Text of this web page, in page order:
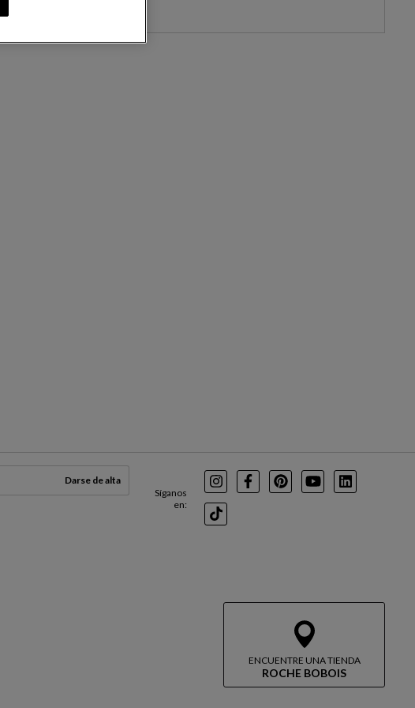
ENCUENTRE UNA TIENDA
ROCHE BOBOIS
Síganos
en:
InstagramFacebookPinterest
YoutubeLinkedIn
TikTok
Darse de alta